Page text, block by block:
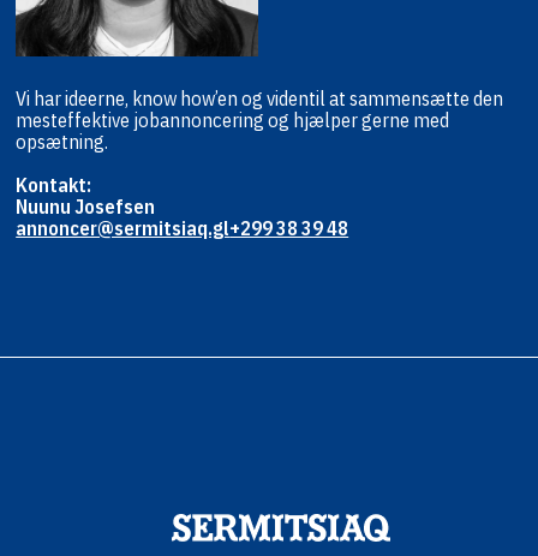
Vi har ideerne, know how’en og videntil at sammensætte den
mesteffektive jobannoncering og hjælpergerne med
opsætning.
Kontakt:
Nuunu Josefsen
annoncer@sermitsiaq.gl+299 38 39 48